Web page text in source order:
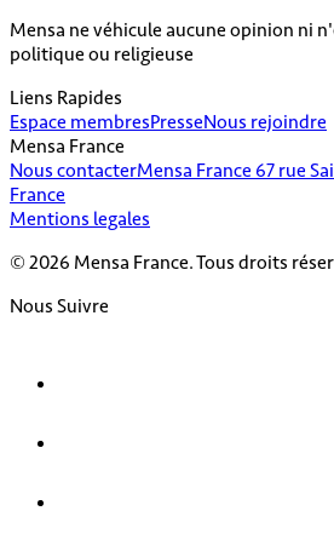
Mensa ne véhicule aucune opinion ni
politique ou religieuse
Liens Rapides
Espace membresPresseNous rejoindre
Mensa France
Nous contacterMensa France 67 rue
France
Mentions legales
© 2026 Mensa France. Tous droits
Nous Suivre